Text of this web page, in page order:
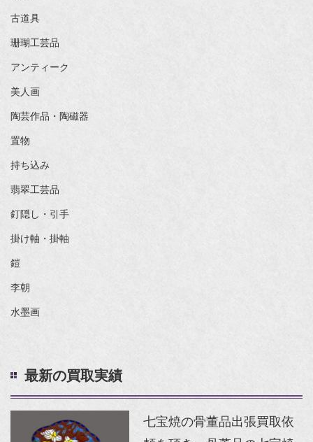
古道具
珊瑚工芸品
アンティーク
美人画
陶芸作品・陶磁器
置物
持ち込み
翡翠工芸品
釘隠し・引手
掛け軸・掛軸
鎧
李朝
水墨画
最新の買取実績
七宝焼の骨董品出張買取依